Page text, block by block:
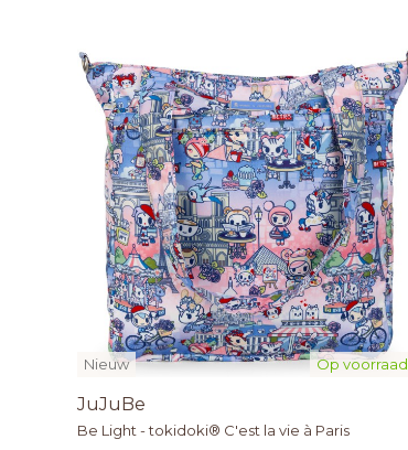
Op voorraad
Nieuw
JuJuBe
Be Light - tokidoki® C'est la vie à Paris